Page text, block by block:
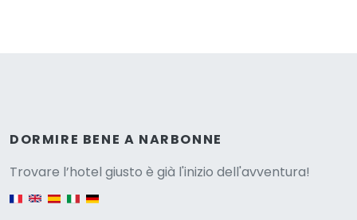
DORMIRE BENE A NARBONNE
Trovare l’hotel giusto è già l'inizio dell'avventura!